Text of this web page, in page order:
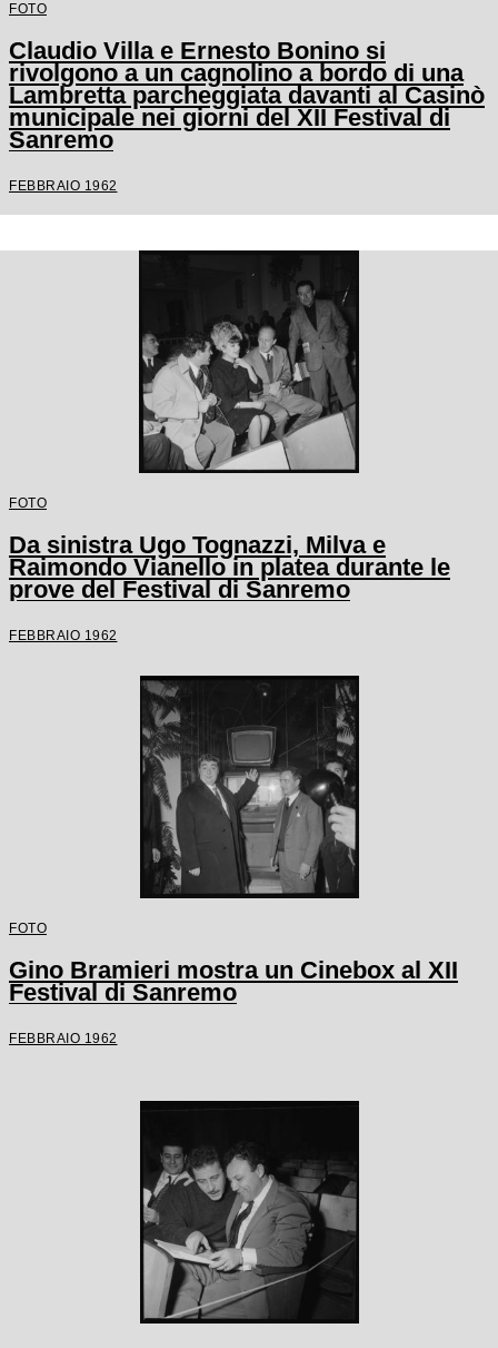
FOTO
Claudio Villa e Ernesto Bonino si
rivolgono a un cagnolino a bordo di una
Lambretta parcheggiata davanti al Casinò
municipale nei giorni del XII Festival di
Sanremo
FEBBRAIO 1962
FOTO
Da sinistra Ugo Tognazzi, Milva e
Raimondo Vianello in platea durante le
prove del Festival di Sanremo
FEBBRAIO 1962
FOTO
Gino Bramieri mostra un Cinebox al XII
Festival di Sanremo
FEBBRAIO 1962